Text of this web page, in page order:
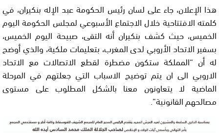
هذا الإعلان، جاء على لسان رئيس الحكومة عبد الإله بنكيران، في
كلمته الافتتاحية خلال الاجتماع الأسبوعي لمجلس الحكومة اليوم
الخميس، حيث كشف بنكيران أنه التقى، صبيحة اليوم الخميس،
بسفير الاتحاد الأروبي لدى المغرب، بتعليمات ملكية، والذي أوضح
له أن “المملكة ستكون مضطرة لقطع الاتصالات مع الاتحاد
الاروبي الى ان يتم توضيح الاسباب التي جعلتهم في المرحلة
الماضية لا يتعاونون معنا بالشكل المطلوب على مستوى
مصالحهم القانونية”.